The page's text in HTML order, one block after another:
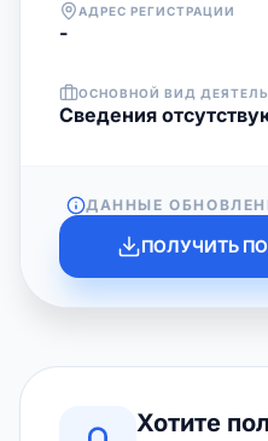
АДРЕС РЕГИСТРАЦИИ
-
ОСНОВНОЙ ВИД
Cведения
ДАННЫЕ
ПОЛУЧИТЬ
Хотите